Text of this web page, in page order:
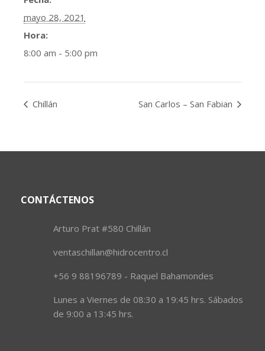
mayo 28, 2021
Hora:
8:00 am - 5:00 pm
Chillán San Carlos – San Fabian
CONTÁCTENOS
Arturo Prat #580 Chillán
ventaschillan@hidrocentro.cl
+56 9 88196789 - Raquel Bahamondes
Lunes a Viernes de 08:30 a 19:45 hrs. Sábados
de 9:00 a 13:45 hrs.